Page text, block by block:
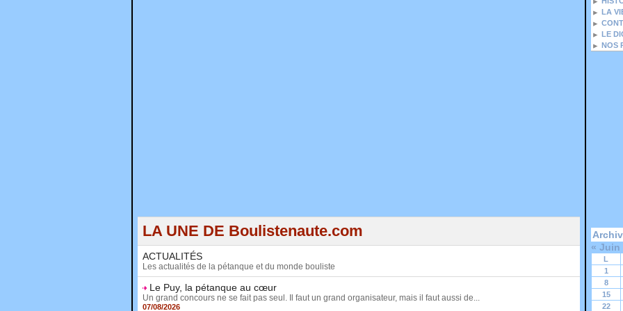
LA UNE DE Boulistenaute.com
ACTUALITÉS
Les actualités de la pétanque et du monde bouliste
Le Puy, la pétanque au cœur
Un grand concours ne se fait pas seul. Il faut un grand organisateur, mais il faut aussi de...
07/08/2026
LA
LE
NOS
« Juin
L
1
8
15
22